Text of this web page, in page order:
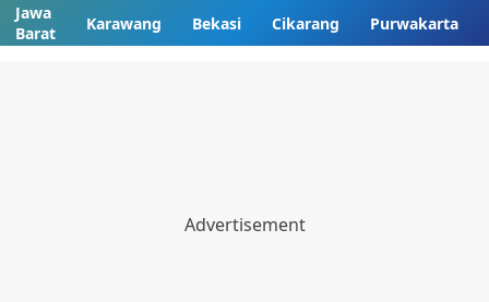
Jawa
Barat
Karawang Bekasi Cikarang Purwakarta